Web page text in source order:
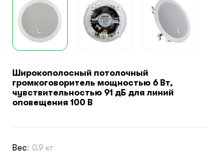
Монтажные шкафы
Широкополосный потолочный
громкоговоритель мощностью 6 Вт,
чувствительностью 91 дБ для линий
оповещения 100 В
Вес: 0.9 кг